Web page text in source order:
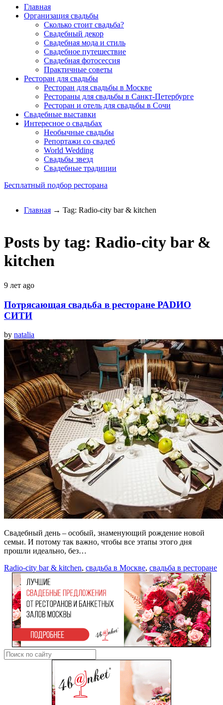
Главная
Организация свадьбы
Сколько стоит свадьба?
Свадебный декор
Свадебная мода и стиль
Свадебное путешествие
Свадебная фотосессия
Практичные советы
Ресторан для свадьбы
Ресторан для свадьбы в Москве
Рестораны для свадьбы в Санкт-Петербурге
Ресторан и отель для свадьбы в Сочи
Свадебные выставки
Интересное о свадьбах
Необычные свадьбы
Репортажи со свадеб
World Wedding
Свадьбы звезд
Свадебные традиции
Бесплатный подбор ресторана
Главная → Tag: Radio-city bar & kitchen
Posts by tag: Radio-city bar &
kitchen
9 лет ago
Потрясающая свадьба в ресторане РАDИО
СИТИ
by natalia
Свадебный день – особый, знаменующий рождение новой
семьи. И потому так важно, чтобы все этапы этого дня
прошли идеально, без…
Radio-city bar & kitchen, свадьба в Москве, свадьба в ресторане